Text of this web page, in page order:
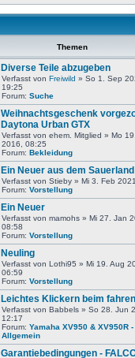
Themen
Diverse Teile abzugeben
Verfasst von Freiwild » So 1. Sep
19:25
Forum: Suche
Weihnachtsgeschenk
Daytona Urban GTX
Verfasst von ehem. Mitglied » Mo
2016, 08:25
Forum: Bekleidung
Ein Neuer aus dem Sauerland
Verfasst von Stieby » Mi 3. Feb
Forum: Vorstellung
Ein Neuer
Verfasst von mamohs » Mi 27. Jan
08:58
Forum: Vorstellung
Neuling
Verfasst von Lothi95 » Mi 19. Aug
06:59
Forum: Vorstellung
Leichtes Klickern beim fahren
Verfasst von Babbels » So 28. Jun
12:17
Forum: Yamaha XV950 & XV950R -
Allgemein
Garantiebedingungen -